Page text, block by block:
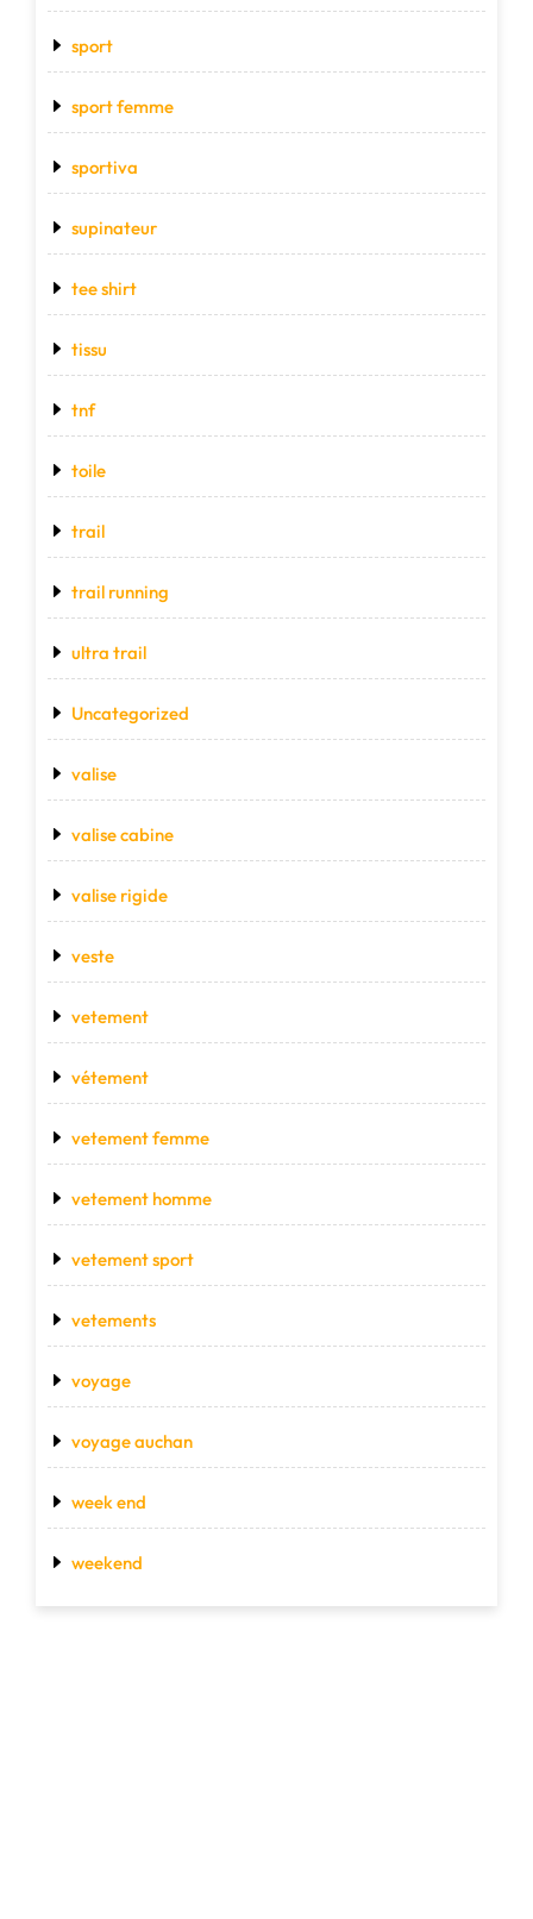
sport
sport femme
sportiva
supinateur
tee shirt
tissu
tnf
toile
trail
trail running
ultra trail
Uncategorized
valise
valise cabine
valise rigide
veste
vetement
vétement
vetement femme
vetement homme
vetement sport
vetements
voyage
voyage auchan
week end
weekend